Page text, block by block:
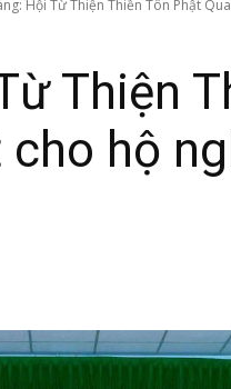
Hội Từ Thiện Thiền Tôn Phật
Thiện
hộ